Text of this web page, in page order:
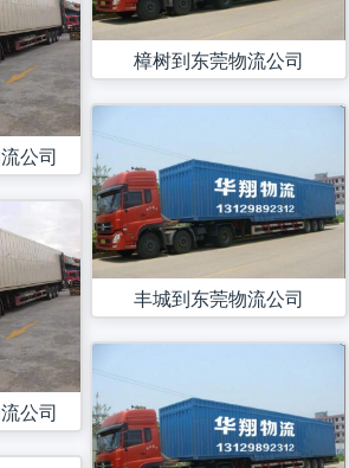
公司
公司
樟树到东莞物流公司
丰城到东莞物流公司